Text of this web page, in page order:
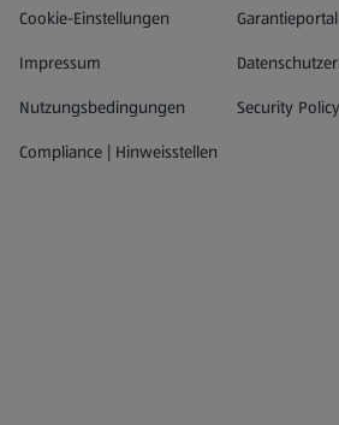
Datenschutz- und Richtlinienmenü
Cookie-Einstellungen Garantieportal
(öffnet in
Impressum
Nutzungsbedingungen
Security Policy
Compliance | Hinweisstellen